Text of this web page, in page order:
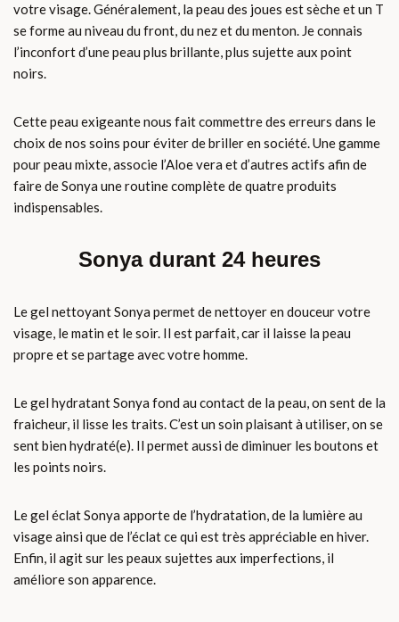
votre visage. Généralement, la peau des joues est sèche et un T
se forme au niveau du front, du nez et du menton. Je connais
l’inconfort d’une peau plus brillante, plus sujette aux point
noirs.
Cette peau exigeante nous fait commettre des erreurs dans le
choix de nos soins pour éviter de briller en société. Une gamme
pour peau mixte, associe l’Aloe vera et d’autres actifs afin de
faire de Sonya une routine complète de quatre produits
indispensables.
Sonya durant 24 heures
Le gel nettoyant Sonya permet de nettoyer en douceur votre
visage, le matin et le soir. Il est parfait, car il laisse la peau
propre et se partage avec votre homme.
Le gel hydratant Sonya fond au contact de la peau, on sent de la
fraicheur, il lisse les traits. C’est un soin plaisant à utiliser, on se
sent bien hydraté(e). Il permet aussi de diminuer les boutons et
les points noirs.
Le gel éclat Sonya apporte de l’hydratation, de la lumière au
visage ainsi que de l’éclat ce qui est très appréciable en hiver.
Enfin, il agit sur les peaux sujettes aux imperfections, il
améliore son apparence.